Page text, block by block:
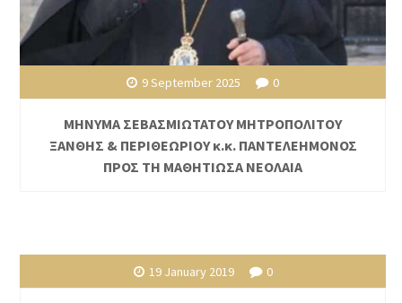
9 September 2025 0
ΜΗΝΥΜΑ ΣΕΒΑΣΜΙΩΤΑΤΟΥ ΜΗΤΡΟΠΟΛΙΤΟΥ
ΞΑΝΘΗΣ & ΠΕΡΙΘΕΩΡΙΟΥ κ.κ. ΠΑΝΤΕΛΕΗΜΟΝΟΣ
ΠΡΟΣ ΤΗ ΜΑΘΗΤΙΩΣΑ ΝΕΟΛΑΙΑ
19 January 2019 0